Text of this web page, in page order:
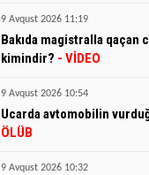
9 Avqust 2026 11:19
Bakıda magistralla qaçan
kimindir? - VİDEO
9 Avqust 2026 10:54
Ucarda avtomobilin
ÖLÜB
9 Avqust 2026 10:32